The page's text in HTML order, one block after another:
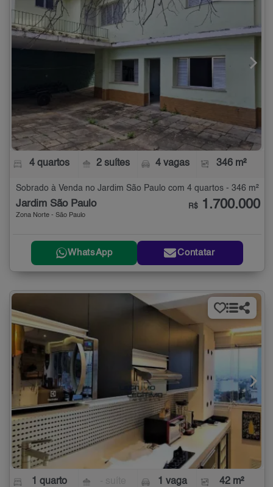
4 quartos 2 suítes 4 vagas 346 m²
Sobrado à Venda no Jardim São Paulo com 4 quartos - 346 m²
Jardim São Paulo
Zona Norte - São Paulo
R$ 1.700.000
WhatsApp Contatar
1 quarto 1 vaga 42 m²